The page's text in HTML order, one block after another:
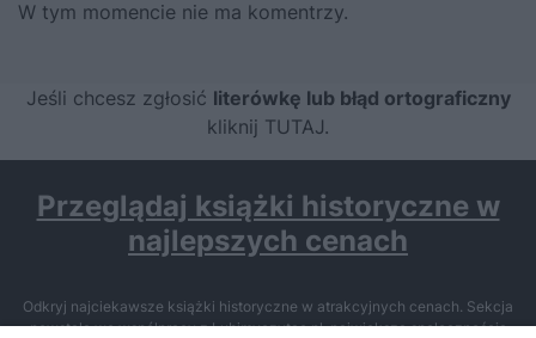
W tym momencie nie ma komentrzy.
Jeśli chcesz zgłosić literówkę lub błąd ortograficzny
kliknij TUTAJ.
Przeglądaj książki historyczne w
najlepszych cenach
Odkryj najciekawsze książki historyczne w atrakcyjnych cenach. Sekcja
powstała we współpracy z Lubimyczytac.pl, największą społecznością